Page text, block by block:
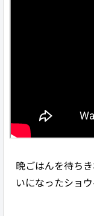
晩ごはんを待ち
いになったショ